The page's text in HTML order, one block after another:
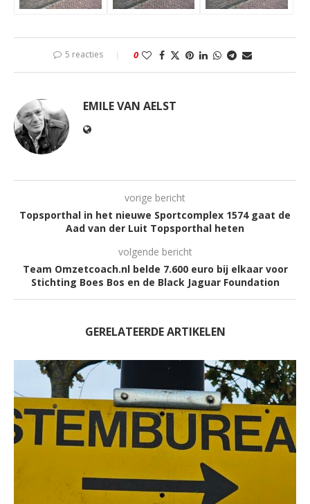
5 reacties 0
EMILE VAN AELST
vorige bericht
Topsporthal in het nieuwe Sportcomplex 1574 gaat de
Aad van der Luit Topsporthal heten
volgende bericht
Team Omzetcoach.nl belde 7.600 euro bij elkaar voor
Stichting Boes Bos en de Black Jaguar Foundation
GERELATEERDE ARTIKELEN